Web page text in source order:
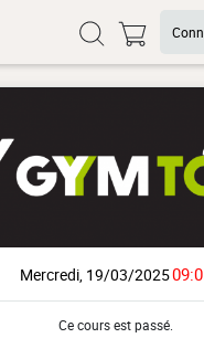
Mercredi, 19/03/2025
Ce cours est passé.